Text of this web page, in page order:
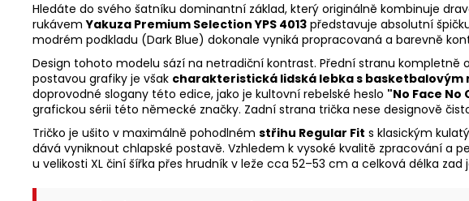
Hledáte do svého šatníku dominantní základ, který originálně kombinuje
rukávemYakuza Premium Selection YPS 4013 představuje absolutní
modrém podkladu (Dark Blue) dokonale vyniká propracovaná a barevně
Design tohoto modelu sází na netradiční kontrast. Přední stranu
postavou grafiky je však charakteristická lidská lebka s basketbalovým
doprovodné slogany této edice, jako je kultovní rebelské heslo "No Face No
grafickou sérii této německé značky. Zadní strana trička nese designově
Tričko je ušito v maximálně pohodlném střihu Regular Fit s klasickým
dává vyniknout chlapské postavě. Vzhledem k vysoké kvalitě zpracování
u velikosti XL činí šířka přes hrudník v leže cca 52–53 cm a celková délka